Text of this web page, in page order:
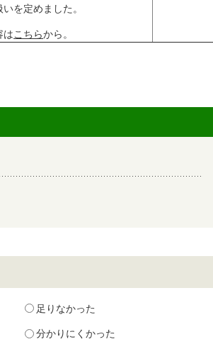
を定めました。
はこちらから。
足りなかった
分かりにくかった